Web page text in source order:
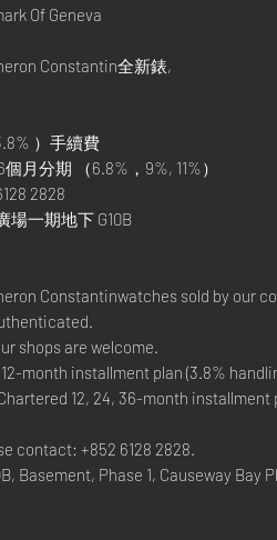
Of Geneva
Constantin全新錶,
）手續費
月分期 （6.8%，9%, 11%）
2828
場一期地下 G10B
Constantinwatches sold by our
shops are welcome.
month installment plan (3.8%
12, 24, 36-month installment
contact: +852 6128 2828.
Basement, Phase 1, Causeway Bay